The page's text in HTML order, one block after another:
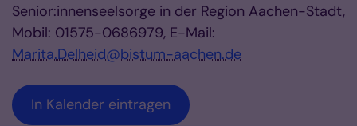
Senior:innenseelsorge in der Region Aachen-Stadt,
Mobil: 01575-0686979, E-Mail:
Marita.Delheid@bistum-aachen.de
In Kalender eintragen